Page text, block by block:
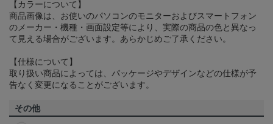
【カラーについて】
商品画像は、お使いのパソコンのモニターおよびスマートフォン
のメーカー・機種・画面設定等により、実際の商品の色と異なっ
て見える場合がございます。あらかじめご了承ください。
【仕様について】
取り扱い商品によっては、パッケージやデザインなどの仕様が予
告なく変更になることがございます。
その他